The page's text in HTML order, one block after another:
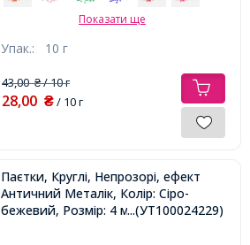
Показати ще
Упак.: 10 г
43,00₴/ 10 г
28,00 ₴/ 10 г
Паєтки, Круглі, Непрозорі, ефект
Античний Металік, Колір: Сіро-
бежевий, Розмір: 4 мм,...(УТ100024229)